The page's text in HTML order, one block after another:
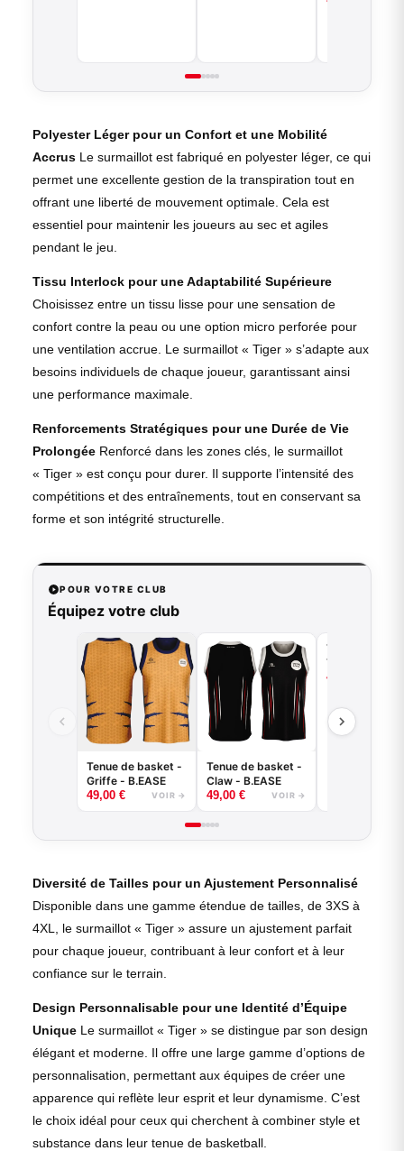
Polyester Léger pour un Confort et une Mobilité
Accrus Le surmaillot est fabriqué en polyester léger, ce qui
permet une excellente gestion de la transpiration tout en
offrant une liberté de mouvement optimale. Cela est
essentiel pour maintenir les joueurs au sec et agiles
pendant le jeu.
Tissu Interlock pour une Adaptabilité Supérieure
Choisissez entre un tissu lisse pour une sensation de
confort contre la peau ou une option micro perforée pour
une ventilation accrue. Le surmaillot « Tiger » s’adapte aux
besoins individuels de chaque joueur, garantissant ainsi
une performance maximale.
Renforcements Stratégiques pour une Durée de Vie
Prolongée Renforcé dans les zones clés, le surmaillot
« Tiger » est conçu pour durer. Il supporte l’intensité des
compétitions et des entraînements, tout en conservant sa
forme et son intégrité structurelle.
POUR VOTRE CLUB
Équipez votre club
Tenue de basket -
Griffe - B.EASE
49,00 € VOIR →
Tenue de basket -
Claw - B.EASE
49,00 € VOIR →
Tenue de
Tiger - B.EASE
49,00
Diversité de Tailles pour un Ajustement Personnalisé
Disponible dans une gamme étendue de tailles, de 3XS à
4XL, le surmaillot « Tiger » assure un ajustement parfait
pour chaque joueur, contribuant à leur confort et à leur
confiance sur le terrain.
Design Personnalisable pour une Identité d’Équipe
Unique Le surmaillot « Tiger » se distingue par son design
élégant et moderne. Il offre une large gamme d’options de
personnalisation, permettant aux équipes de créer une
apparence qui reflète leur esprit et leur dynamisme. C’est
le choix idéal pour ceux qui cherchent à combiner style et
substance dans leur tenue de basketball.